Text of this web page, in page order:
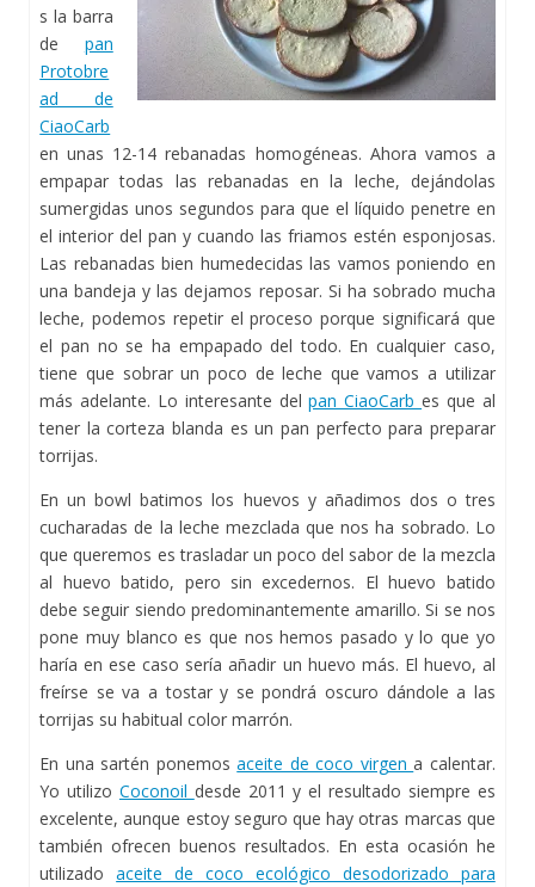
s la barra
de pan
Protobre
ad de
CiaoCarb
en unas 12-14 rebanadas homogéneas. Ahora vamos a
empapar todas las rebanadas en la leche, dejándolas
sumergidas unos segundos para que el líquido penetre en
el interior del pan y cuando las friamos estén esponjosas.
Las rebanadas bien humedecidas las vamos poniendo en
una bandeja y las dejamos reposar. Si ha sobrado mucha
leche, podemos repetir el proceso porque significará que
el pan no se ha empapado del todo. En cualquier caso,
tiene que sobrar un poco de leche que vamos a utilizar
más adelante. Lo interesante delpan CiaoCarbes que al
tener la corteza blanda es un pan perfecto para preparar
torrijas.
En un bowl batimos los huevos y añadimos dos o tres
cucharadas de la leche mezclada que nos ha sobrado. Lo
que queremos es trasladar un poco del sabor de la mezcla
al huevo batido, pero sin excedernos. El huevo batido
debe seguir siendo predominantemente amarillo. Si se nos
pone muy blanco es que nos hemos pasado y lo que yo
haría en ese caso sería añadir un huevo más. El huevo, al
freírse se va a tostar y se pondrá oscuro dándole a las
torrijas su habitual color marrón.
En una sartén ponemosaceite de coco virgena calentar.
Yo utilizo Coconoil desde 2011 y el resultado siempre es
excelente, aunque estoy seguro que hay otras marcas que
también ofrecen buenos resultados. En esta ocasión he
utilizadoaceite de coco ecológico desodorizado para